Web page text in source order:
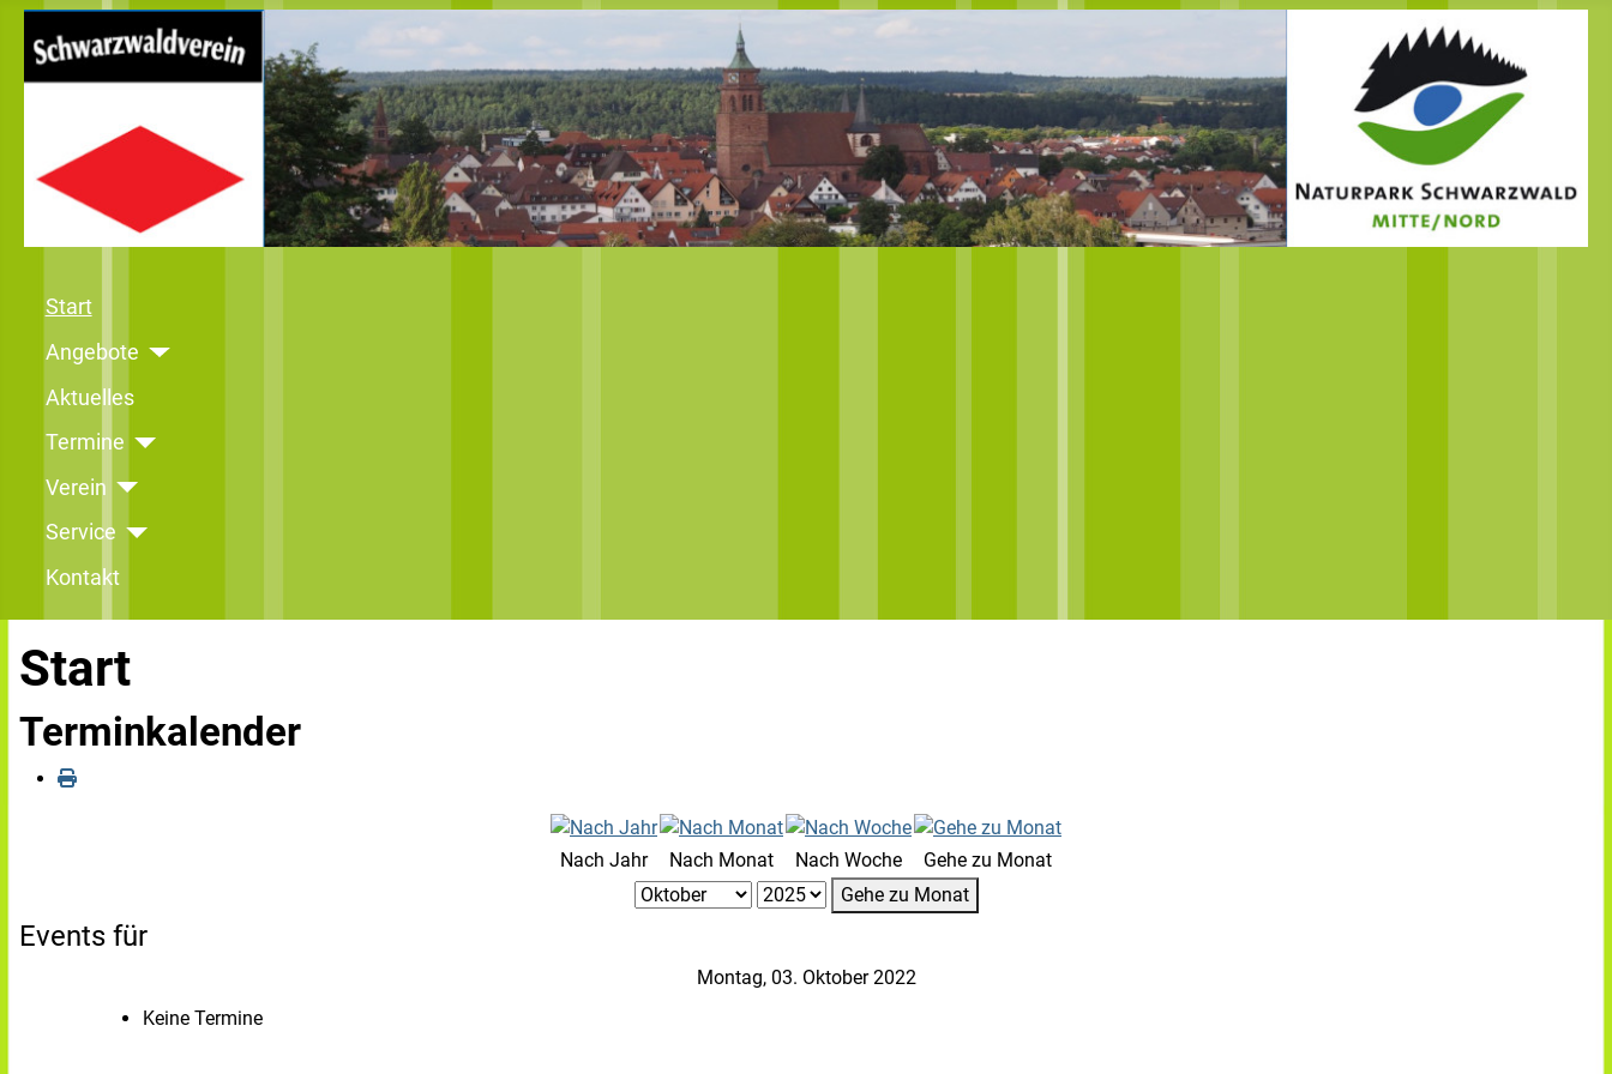
Start
Angebote
Aktuelles
Termine
Verein
Service
Kontakt
Start
Terminkalender
Nach Jahr Nach Monat Nach Woche
Gehe zu Monat
Gehe zu Monat
Events für
Montag, 03. Oktober 2022
Keine Termine